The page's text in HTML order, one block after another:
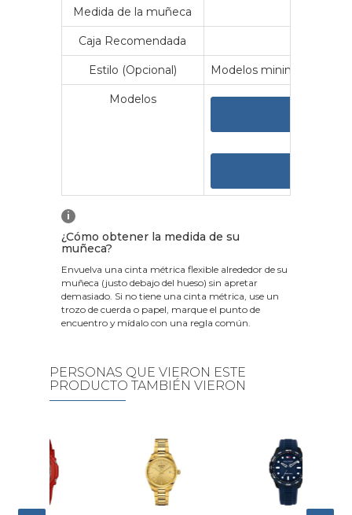
Medida de la muñeca
Caja Recomendada
Estilo (Opcional) Modelos minimalistas y
Modelos
i
¿Cómo obtener la medida de su
muñeca?
Envuelva una cinta métrica flexible alrededor de su
muñeca (justo debajo del hueso) sin apretar
demasiado. Si no tiene una cinta métrica, use un
trozo de cuerda o papel, marque el punto de
encuentro y mídalo con una regla común.
PERSONAS QUE VIERON ESTE
PRODUCTO TAMBIÉN VIERON